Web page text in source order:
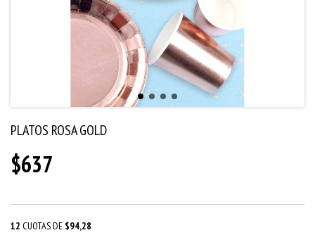
PLATOS ROSA GOLD
$637
12 CUOTAS DE $94,28